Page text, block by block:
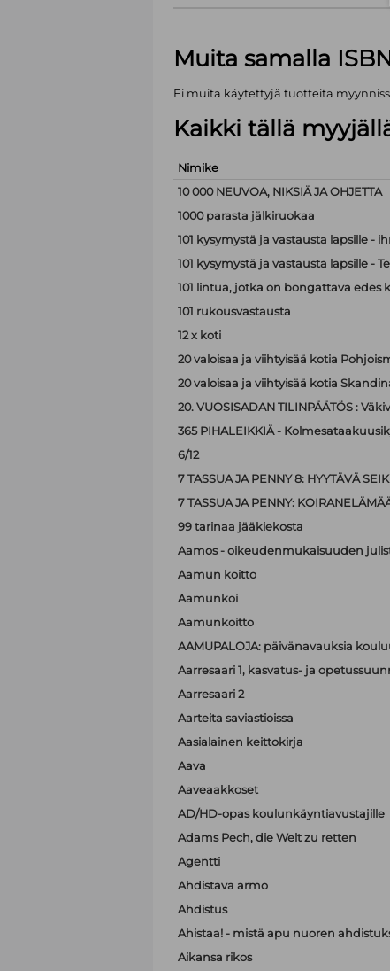
Muita samalla
Ei muita käytettyjä tuotteita
Kaikki tällä
Nimike
10 000 NEUVOA, NIKSIÄ JA OHJETTA
1000 parasta jälkiruokaa
101 kysymystä ja vastausta lapsille -
101 kysymystä ja vastausta lapsille -
101 lintua, jotka on bongattava edes
101 rukousvastausta
12 x koti
20 valoisaa ja viihtyisää kotia
20 valoisaa ja viihtyisää kotia
20. VUOSISADAN TILINPÄÄTÖS :
365 PIHALEIKKIÄ -
6/12
7 TASSUA JA PENNY 8: HYYTÄVÄ
7 TASSUA JA PENNY:
99 tarinaa jääkiekosta
Aamos - oikeudenmukaisuuden
Aamun koitto
Aamunkoi
Aamunkoitto
AAMUPALOJA: päivänavauksia
Aarresaari 1, kasvatus- ja
Aarresaari 2
Aarteita saviastioissa
Aasialainen keittokirja
Aava
Aaveaakkoset
AD/HD-opas koulunkäyntiavustajille
Adams Pech, die Welt zu retten
Agentti
Ahdistava armo
Ahdistus
Ahistaa! - mistä apu nuoren
Aikansa rikos